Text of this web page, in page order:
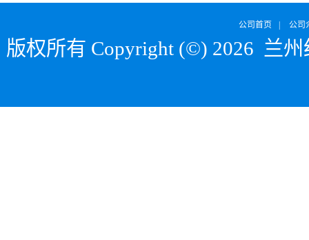
公司首页 公司
版权所有 Copyright (©) 2026 兰